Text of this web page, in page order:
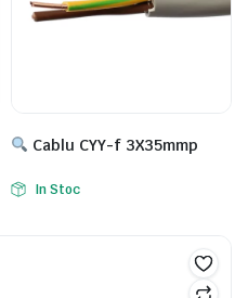
Cablu CYY-f 3X35mmp
In Stoc